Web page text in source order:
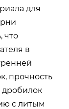
для
что
в
прочность
дробилок
с литым